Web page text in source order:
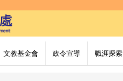
文教基金會 政令宣導 職涯探索